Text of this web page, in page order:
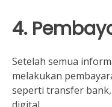
4.
Setelah semua
melakukan
seperti transfer